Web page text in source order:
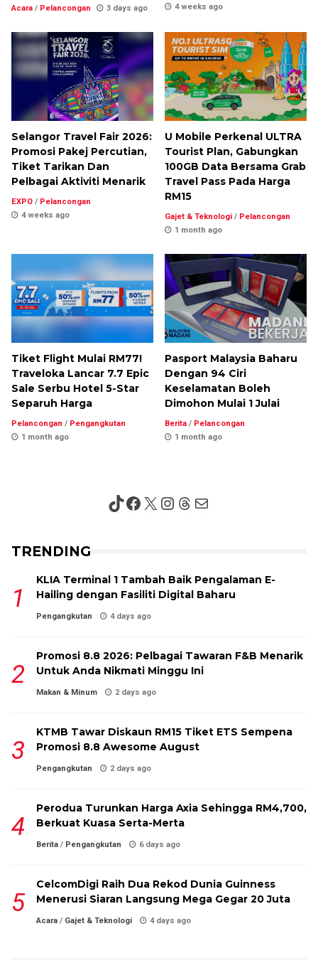
Acara / Pelancongan 3 days ago 4 weeks ago
Selangor Travel Fair 2026:
Promosi Pakej Percutian,
Tiket Tarikan Dan
Pelbagai Aktiviti Menarik
EXPO / Pelancongan
4 weeks ago
U Mobile Perkenal ULTRA
Tourist Plan, Gabungkan
100GB Data Bersama Grab
Travel Pass Pada Harga
RM15
Gajet & Teknologi / Pelancongan
1 month ago
Tiket Flight Mulai RM77!
Traveloka Lancar 7.7 Epic
Sale Serbu Hotel 5-Star
Separuh Harga
Pelancongan / Pengangkutan
1 month ago
Pasport Malaysia Baharu
Dengan 94 Ciri
Keselamatan Boleh
Dimohon Mulai 1 Julai
Berita / Pelancongan
1 month ago
TikTok
Facebook
X Instagram
Threads
Mail
TRENDING
KLIA Terminal 1 Tambah Baik Pengalaman E-
Hailing dengan Fasiliti Digital Baharu
Pengangkutan 4 days ago
Promosi 8.8 2026: Pelbagai Tawaran F&B Menarik
Untuk Anda Nikmati Minggu Ini
Makan & Minum 2 days ago
KTMB Tawar Diskaun RM15 Tiket ETS Sempena
Promosi 8.8 Awesome August
Pengangkutan 2 days ago
Perodua Turunkan Harga Axia Sehingga RM4,700,
Berkuat Kuasa Serta-Merta
Berita / Pengangkutan 6 days ago
CelcomDigi Raih Dua Rekod Dunia Guinness
Menerusi Siaran Langsung Mega Gegar 20 Juta
Acara / Gajet & Teknologi 4 days ago